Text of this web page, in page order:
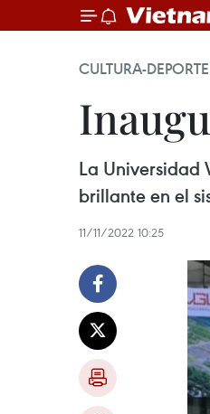
CULTURA-DEPORTE
La Universidad
brillante en el
11/11/2022 10:25